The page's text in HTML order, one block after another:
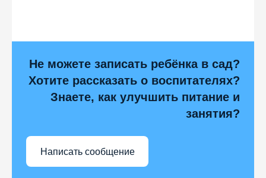
Не можете записать ребёнка в сад?
Хотите рассказать о воспитателях?
Знаете, как улучшить питание и
занятия?
Написать сообщение